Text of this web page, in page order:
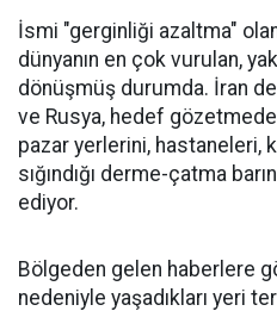
İsmi "gerginliği azaltma"
dünyanın en çok vurulan,
dönüşmüş durumda. İran
ve Rusya, hedef
pazar yerlerini, hastaneleri,
sığındığı derme-çatma
ediyor.
Bölgeden gelen haberlere
nedeniyle yaşadıkları yeri